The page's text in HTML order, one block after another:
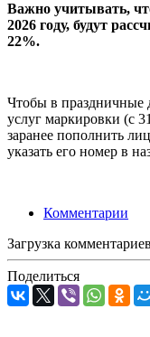
Важно учитывать,
2026 году, будут
22%.
Чтобы в праздничные
услуг маркировки (с
заранее пополнить
указать его номер в
Комментарии
Загрузка
Поделиться